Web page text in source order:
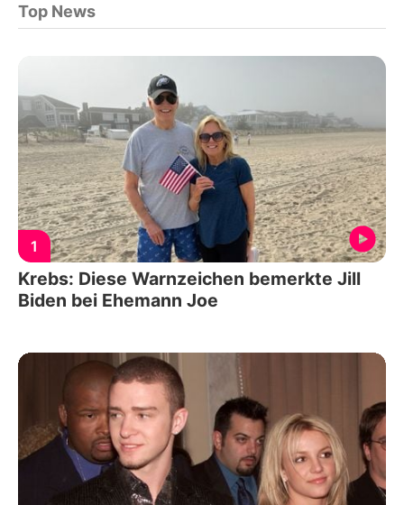
Top News
1
Krebs: Diese Warnzeichen bemerkte Jill
Biden bei Ehemann Joe